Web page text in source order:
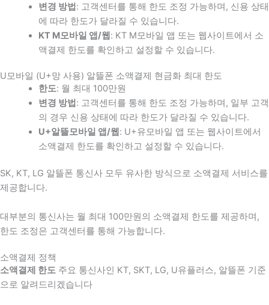
변경 방법 : 고객센터를 통해 한도 조정 가능하며, 신용 상태
에 따라 한도가 달라질 수 있습니다.
KT M모바일 앱/웹 : KT M모바일 앱 또는 웹사이트에서 소
액결제 한도를 확인하고 설정할 수 있습니다.
U모바일 (U+망 사용) 알뜰폰 소액결제 현금화 최대 한도
한도: 월 최대 100만원
변경 방법 : 고객센터를 통해 한도 조정 가능하며, 일부 고객
의 경우 신용 상태에 따라 한도가 달라질 수 있습니다.
U+알뜰모바일 앱/웹 : U+유모바일 앱 또는 웹사이트에서
소액결제 한도를 확인하고 설정할 수 있습니다.
SK, KT, LG 알뜰폰 통신사 모두 유사한 방식으로 소액결제 서비스를
제공합니다.
대부분의 통신사는 월 최대 100만원의 소액결제 한도를 제공하며,
한도 조정은 고객센터를 통해 가능합니다.
소액결제 정책
소액결제 한도 주요 통신사인 KT, SKT, LG, U유플러스, 알뜰폰 기준
으로 알려드리겠습니다